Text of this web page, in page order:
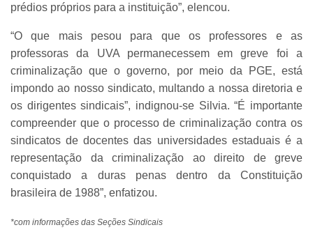
prédios próprios para a instituição”, elencou.
“O que mais pesou para que os professores e as
professoras da UVA permanecessem em greve foi a
criminalização que o governo, por meio da PGE, está
impondo ao nosso sindicato, multando a nossa diretoria e
os dirigentes sindicais”, indignou-se Silvia. “É importante
compreender que o processo de criminalização contra os
sindicatos de docentes das universidades estaduais é a
representação da criminalização ao direito de greve
conquistado a duras penas dentro da Constituição
brasileira de 1988”, enfatizou.
*com informações das Seções Sindicais